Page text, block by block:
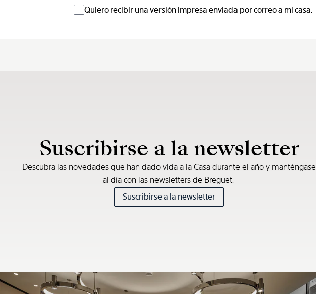
Quiero recibir una versión impresa enviada por correo a mi casa.
Suscribirse a la newsletter
Descubra las novedades que han dado vida a la Casa durante el año y manténgase
al día con las newsletters de Breguet.
Suscribirse a la newsletter